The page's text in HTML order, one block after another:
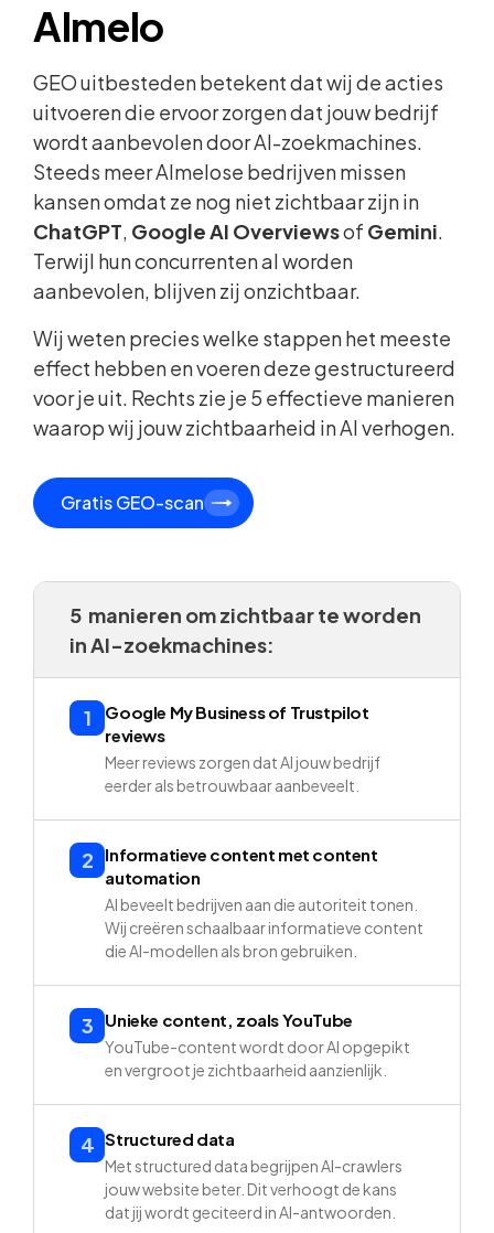
Almelo
GEO uitbesteden betekent dat wij de acties
uitvoeren die ervoor zorgen dat jouw bedrijf
wordt aanbevolen door AI-zoekmachines.
Steeds meer Almelose bedrijven missen
kansen omdat ze nog niet zichtbaar zijn in
ChatGPT, Google AI Overviewsof Gemini.
Terwijl hun concurrenten al worden
aanbevolen, blijven zij onzichtbaar.
Wij weten precies welke stappen het meeste
effect hebben en voeren deze gestructureerd
voor je uit. Rechts zie je 5 effectieve manieren
waarop wij jouw zichtbaarheid in AI verhogen.
Gratis GEO-scan
5 manieren om zichtbaar te worden
in AI-zoekmachines:
1
Google My Business of Trustpilot
reviews
Meer reviews zorgen dat AI jouw bedrijf
eerder als betrouwbaar aanbeveelt.
2
Informatieve content met content
automation
AI beveelt bedrijven aan die autoriteit tonen.
Wij creëren schaalbaar informatieve content
die AI-modellen als bron gebruiken.
3 Unieke content, zoals YouTube
YouTube-content wordt door AI opgepikt
en vergroot je zichtbaarheid aanzienlijk.
4 Structured data
Met structured data begrijpen AI-crawlers
jouw website beter. Dit verhoogt de kans
dat jij wordt geciteerd in AI-antwoorden.